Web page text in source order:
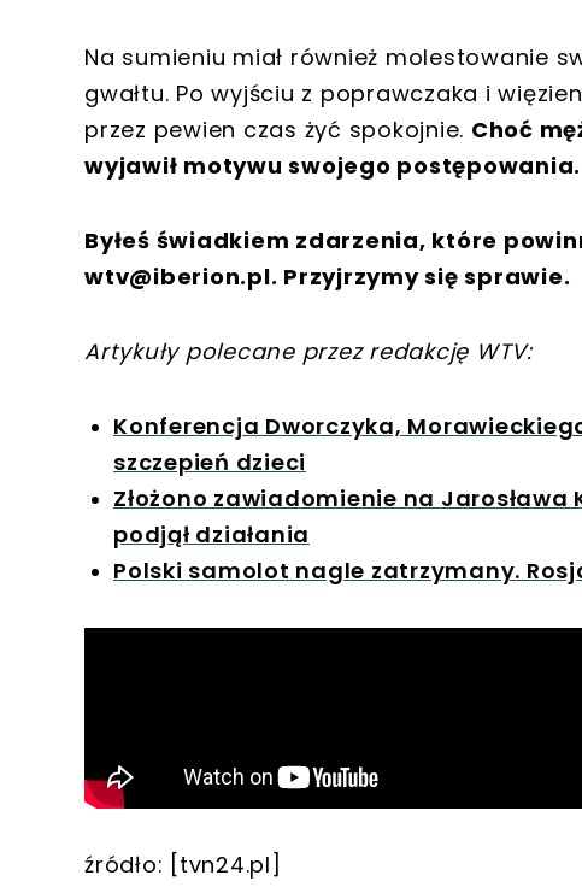
Na sumieniu miał również molestowanie
gwałtu. Po wyjściu z poprawczaka i
przez pewien czas żyć spokojnie. Choć
wyjawił motywu swojego postępowania.
Byłeś świadkiem zdarzenia, które
wtv@iberion.pl. Przyjrzymy się sprawie.
Artykuły polecane przez redakcję WTV:
Konferencja Dworczyka,
szczepień dzieci
Złożono zawiadomienie na
podjął działania
Polski samolot nagle zatrzymany.
źródło: [tvn24.pl]